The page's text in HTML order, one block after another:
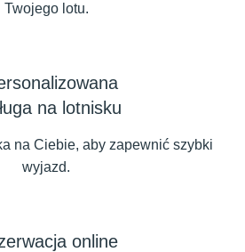
Twojego lotu.
na lotnisku
na Ciebie, aby zapewnić szybki
wyjazd.
online